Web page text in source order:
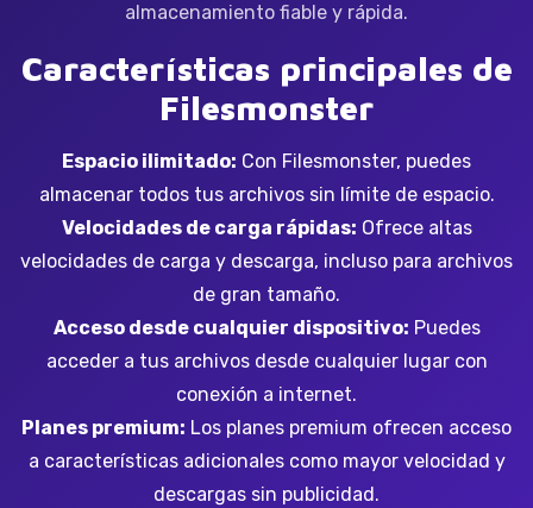
almacenamiento fiable y rápida.
Características principales de
Filesmonster
Espacio ilimitado: Con Filesmonster, puedes
almacenar todos tus archivos sin límite de espacio.
Velocidades de carga rápidas: Ofrece altas
velocidades de carga y descarga, incluso para archivos
de gran tamaño.
Acceso desde cualquier dispositivo: Puedes
acceder a tus archivos desde cualquier lugar con
conexión a internet.
Planes premium: Los planes premium ofrecen acceso
a características adicionales como mayor velocidad y
descargas sin publicidad.